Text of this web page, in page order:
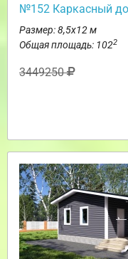
№152 Каркасный
Размер: 8,5х12 м
Общая площадь: 1022
3449250